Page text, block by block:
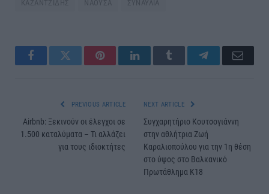
ΚΑΖΑΝΤΖΙΔΗΣ ΝΑΟΥΣΑ ΣΥΝΑΥΛΙΑ
FacebookTwitter PinterestLinkedInTumblr TelegramEmail
PREVIOUS ARTICLE
Airbnb: Ξεκινούν οι έλεγχοι σε
1.500 καταλύματα – Τι αλλάζει
για τους ιδιοκτήτες
NEXT ARTICLE
Συγχαρητήριο Κουτσογιάννη
στην αθλήτρια Ζωή
Καραλιοπούλου για την 1η θέση
στο ύψος στο Βαλκανικό
Πρωτάθλημα Κ18